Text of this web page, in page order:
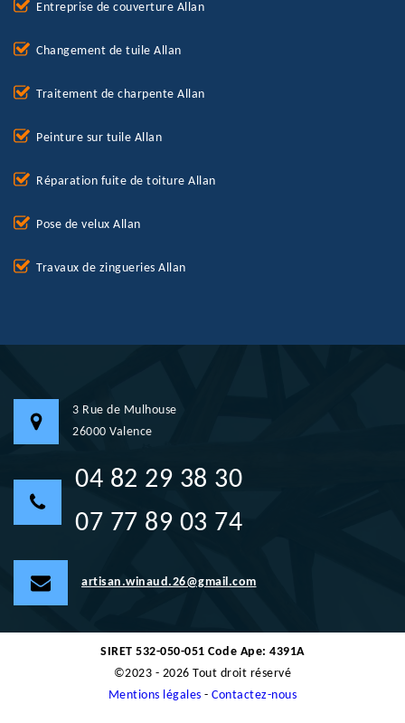
Entreprise de couverture Allan
Changement de tuile Allan
Traitement de charpente Allan
Peinture sur tuile Allan
Réparation fuite de toiture Allan
Pose de velux Allan
Travaux de zingueries Allan
3 Rue de Mulhouse
26000 Valence
04 82 29 38 30
07 77 89 03 74
artisan.winaud.26@gmail.com
SIRET 532-050-051 Code Ape: 4391A
©2023 - 2026 Tout droit réservé
Mentions légales -Contactez-nous